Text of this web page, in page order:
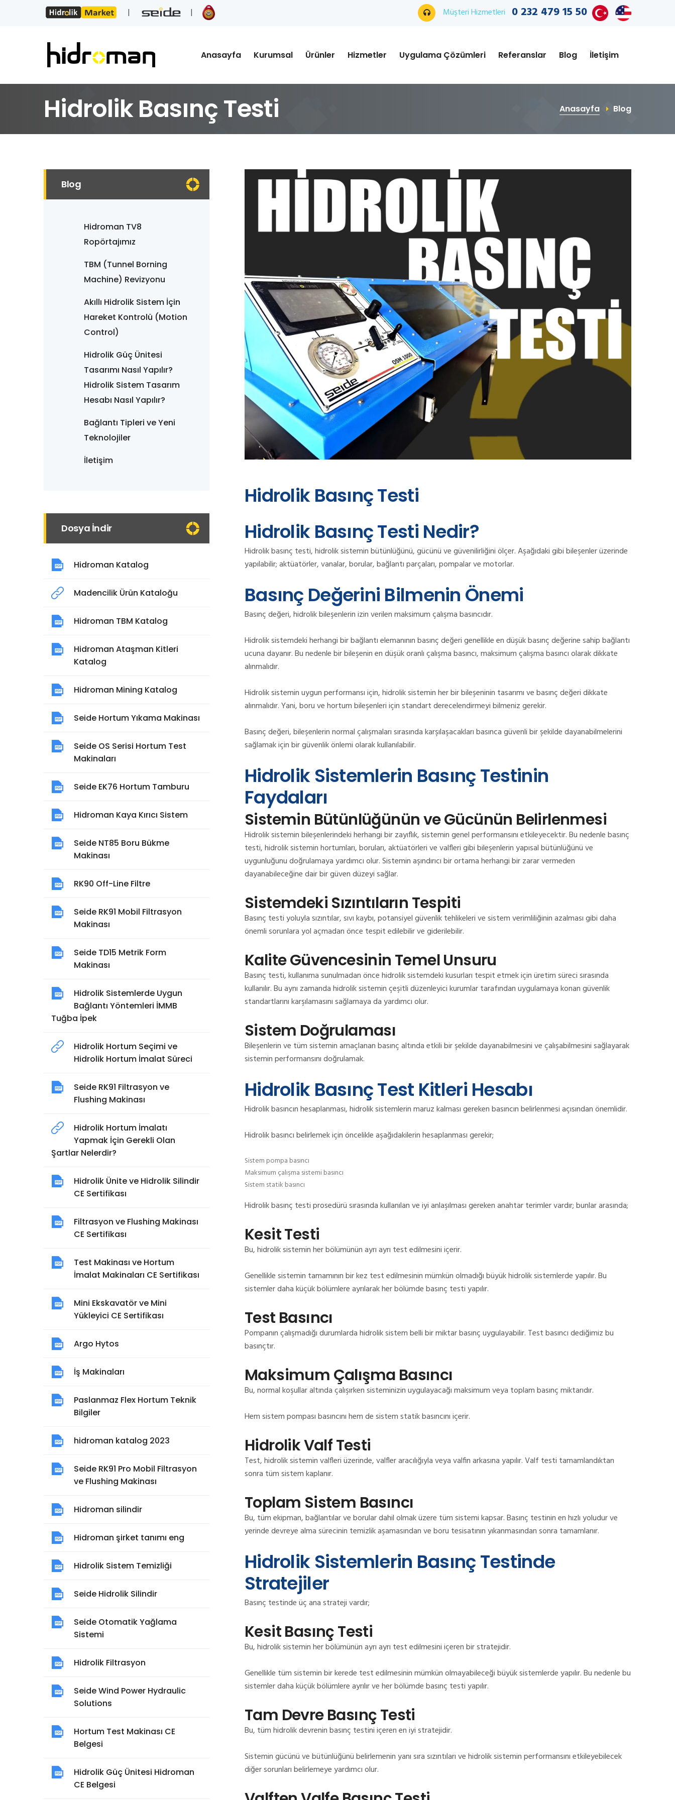
Müşteri Hizmetleri 0 232 479 15 50
Anasayfa Kurumsal Ürünler Hizmetler Uygulama Çözümleri Referanslar Blog İletişim
Hidrolik Basınç Testi Anasayfa Blog
Hidrolik Basınç Testi
Hidrolik Basınç Testi Nedir?
Hidrolik basınç testi, hidrolik sistemin bütünlüğünü, gücünü ve güvenilirliğini ölçer. Aşağıdaki gibi bileşenler üzerinde
yapılabilir; aktüatörler, vanalar, borular, bağlantı parçaları, pompalar ve motorlar.
Basınç Değerini Bilmenin Önemi
Basınç değeri, hidrolik bileşenlerin izin verilen maksimum çalışma basıncıdır.
Hidrolik sistemdeki herhangi bir bağlantı elemanının basınç değeri genellikle en düşük basınç değerine sahip bağlantı
ucuna dayanır. Bu nedenle bir bileşenin en düşük oranlı çalışma basıncı, maksimum çalışma basıncı olarak dikkate
alınmalıdır.
Hidrolik sistemin uygun performansı için, hidrolik sistemin her bir bileşeninin tasarımı ve basınç değeri dikkate
alınmalıdır. Yani, boru ve hortum bileşenleri için standart derecelendirmeyi bilmeniz gerekir.
Basınç değeri, bileşenlerin normal çalışmaları sırasında karşılaşacakları basınca güvenli bir şekilde dayanabilmelerini
sağlamak için bir güvenlik önlemi olarak kullanılabilir.
Hidrolik Sistemlerin Basınç Testinin
Faydaları
Sistemin Bütünlüğünün ve Gücünün Belirlenmesi
Hidrolik sistemin bileşenlerindeki herhangi bir zayıflık, sistemin genel performansını etkileyecektir. Bu nedenle basınç
testi, hidrolik sistemin hortumları, boruları, aktüatörleri ve valfleri gibi bileşenlerin yapısal bütünlüğünü ve
uygunluğunu doğrulamaya yardımcı olur. Sistemin aşındırıcı bir ortama herhangi bir zarar vermeden
dayanabileceğine dair bir güven düzeyi sağlar.
Sistemdeki Sızıntıların Tespiti
Basınç testi yoluyla sızıntılar, sıvı kaybı, potansiyel güvenlik tehlikeleri ve sistem verimliliğinin azalması gibi daha
önemli sorunlara yol açmadan önce tespit edilebilir ve giderilebilir.
Kalite Güvencesinin Temel Unsuru
Basınç testi, kullanıma sunulmadan önce hidrolik sistemdeki kusurları tespit etmek için üretim süreci sırasında
kullanılır. Bu aynı zamanda hidrolik sistemin çeşitli düzenleyici kurumlar tarafından uygulamaya konan güvenlik
standartlarını karşılamasını sağlamaya da yardımcı olur.
Sistem Doğrulaması
Bileşenlerin ve tüm sistemin amaçlanan basınç altında etkili bir şekilde dayanabilmesini ve çalışabilmesini sağlayarak
sistemin performansını doğrulamak.
Hidrolik Basınç Test Kitleri Hesabı
Hidrolik basıncın hesaplanması, hidrolik sistemlerin maruz kalması gereken basıncın belirlenmesi açısından önemlidir.
Hidrolik basıncı belirlemek için öncelikle aşağıdakilerin hesaplanması gerekir;
Sistem pompa basıncı
Maksimum çalışma sistemi basıncı
Sistem statik basıncı
Hidrolik basınç testi prosedürü sırasında kullanılan ve iyi anlaşılması gereken anahtar terimler vardır; bunlar arasında;
Kesit Testi
Bu, hidrolik sistemin her bölümünün ayrı ayrı test edilmesini içerir.
Genellikle sistemin tamamının bir kez test edilmesinin mümkün olmadığı büyük hidrolik sistemlerde yapılır. Bu
sistemler daha küçük bölümlere ayrılarak her bölümde basınç testi yapılır.
Test Basıncı
Pompanın çalışmadığı durumlarda hidrolik sistem belli bir miktar basınç uygulayabilir. Test basıncı dediğimiz bu
basınçtır.
Maksimum Çalışma Basıncı
Bu, normal koşullar altında çalışırken sisteminizin uygulayacağı maksimum veya toplam basınç miktarıdır.
Hem sistem pompası basıncını hem de sistem statik basıncını içerir.
Hidrolik Valf Testi
Test, hidrolik sistemin valfleri üzerinde, valfler aracılığıyla veya valfin arkasına yapılır. Valf testi tamamlandıktan
sonra tüm sistem kaplanır.
Toplam Sistem Basıncı
Bu, tüm ekipman, bağlantılar ve borular dahil olmak üzere tüm sistemi kapsar. Basınç testinin en hızlı yoludur ve
yerinde devreye alma sürecinin temizlik aşamasından ve boru tesisatının yıkanmasından sonra tamamlanır.
Hidrolik Sistemlerin Basınç Testinde
Stratejiler
Basınç testinde üç ana strateji vardır;
Kesit Basınç Testi
Bu, hidrolik sistemin her bölümünün ayrı ayrı test edilmesini içeren bir stratejidir.
Genellikle tüm sistemin bir kerede test edilmesinin mümkün olmayabileceği büyük sistemlerde yapılır. Bu nedenle bu
sistemler daha küçük bölümlere ayrılır ve her bölümde basınç testi yapılır.
Tam Devre Basınç Testi
Bu, tüm hidrolik devrenin basınç testini içeren en iyi stratejidir.
Sistemin gücünü ve bütünlüğünü belirlemenin yanı sıra sızıntıları ve hidrolik sistemin performansını etkileyebilecek
diğer sorunları belirlemeye yardımcı olur.
Blog
Hidroman TV8
Ropörtajımız
TBM (Tunnel Borning
Machine) Revizyonu
Akıllı Hidrolik Sistem İçin
Hareket Kontrolü (Motion
Control)
Hidrolik Güç Ünitesi
Tasarımı Nasıl Yapılır?
Hidrolik Sistem Tasarım
Hesabı Nasıl Yapılır?
Bağlantı Tipleri ve Yeni
Teknolojiler
İletişim
Dosya İndir
Hidroman Katalog
Madencilik Ürün Kataloğu
Hidroman TBM Katalog
Hidroman Ataşman Kitleri
Katalog
Hidroman Mining Katalog
Seide Hortum Yıkama Makinası
Seide OS Serisi Hortum Test
Makinaları
Seide EK76 Hortum Tamburu
Hidroman Kaya Kırıcı Sistem
Seide NT85 Boru Bükme
Makinası
RK90 Off-Line Filtre
Seide RK91 Mobil Filtrasyon
Makinası
Seide TD15 Metrik Form
Makinası
Hidrolik Sistemlerde Uygun
Bağlantı Yöntemleri İMMB
Tuğba İpek
Hidrolik Hortum Seçimi ve
Hidrolik Hortum İmalat Süreci
Seide RK91 Filtrasyon ve
Flushing Makinası
Hidrolik Hortum İmalatı
Yapmak İçin Gerekli Olan
Şartlar Nelerdir?
Hidrolik Ünite ve Hidrolik Silindir
CE Sertifikası
Filtrasyon ve Flushing Makinası
CE Sertifikası
Test Makinası ve Hortum
İmalat Makinaları CE Sertifikası
Mini Ekskavatör ve Mini
Yükleyici CE Sertifikası
Argo Hytos
İş Makinaları
Paslanmaz Flex Hortum Teknik
Bilgiler
hidroman katalog 2023
Seide RK91 Pro Mobil Filtrasyon
ve Flushing Makinası
Hidroman silindir
Hidroman şirket tanımı eng
Hidrolik Sistem Temizliği
Seide Hidrolik Silindir
Seide Otomatik Yağlama
Sistemi
Hidrolik Filtrasyon
Seide Wind Power Hydraulic
Solutions
Hortum Test Makinası CE
Belgesi
Hidrolik Güç Ünitesi Hidroman
CE Belgesi